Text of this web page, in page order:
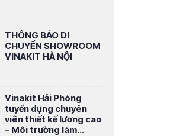
THÔNG BÁO DI
CHUYỂN SHOWROOM
VINAKIT HÀ NỘI
Vinakit Hải Phòng
tuyển dụng chuyên
viên thiết kế lương cao
– Môi trường làm...